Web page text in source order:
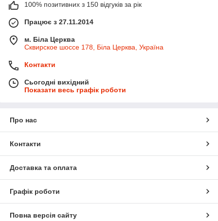
100% позитивних з 150 відгуків за рік
Працює з 27.11.2014
м. Біла Церква
Сквирское шоссе 178, Біла Церква, Україна
Контакти
Сьогодні вихідний
Показати весь графік роботи
Про нас
Контакти
Доставка та оплата
Графік роботи
Повна версія сайту